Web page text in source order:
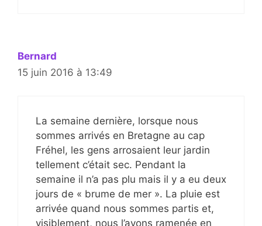
Bernard
15 juin 2016 à 13:49
La semaine dernière, lorsque nous
sommes arrivés en Bretagne au cap
Fréhel, les gens arrosaient leur jardin
tellement c’était sec. Pendant la
semaine il n’a pas plu mais il y a eu deux
jours de « brume de mer ». La pluie est
arrivée quand nous sommes partis et,
visiblement, nous l’avons ramenée en